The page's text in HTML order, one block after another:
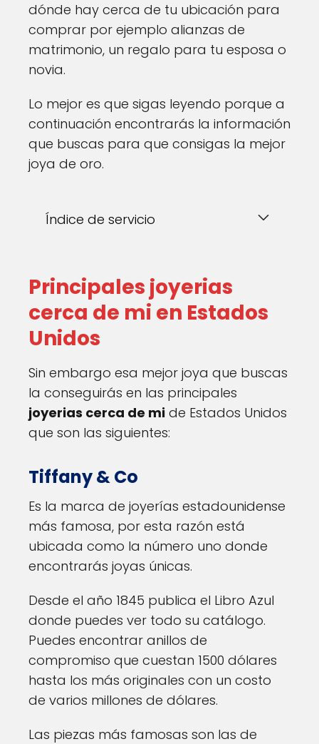
dónde hay cerca de tu ubicación para
comprar por ejemplo alianzas de
matrimonio, un regalo para tu esposa o
novia.
Lo mejor es que sigas leyendo porque a
continuación encontrarás la información
que buscas para que consigas la mejor
joya de oro.
Índice de servicio
Principales joyerias
cerca de mi en Estados
Unidos
Sin embargo esa mejor joya que buscas
la conseguirás en las principales
joyerias cerca de mi de Estados Unidos
que son las siguientes:
Tiffany & Co
Es la marca de joyerías estadounidense
más famosa, por esta razón está
ubicada como la número uno donde
encontrarás joyas únicas.
Desde el año 1845 publica el Libro Azul
donde puedes ver todo su catálogo.
Puedes encontrar anillos de
compromiso que cuestan 1500 dólares
hasta los más originales con un costo
de varios millones de dólares.
Las piezas más famosas son las de